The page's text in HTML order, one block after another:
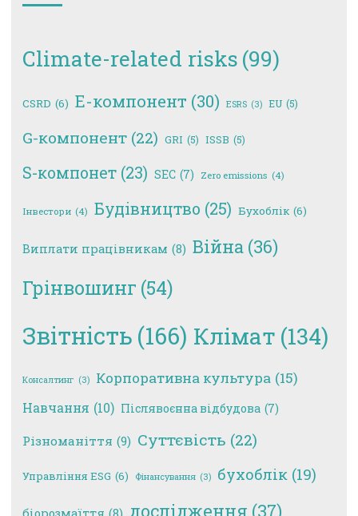
Climate-related risks (99)
CSRD (6) E-компонент (30) ESRS (3) EU (5)
G-компонент (22) GRI (5) ISSB (5)
S-компонет (23) SEC (7) Zero emissions (4)
Інвестори (4) Будівництво (25) Бухоблік (6)
Виплати працівникам (8) Війна (36)
Грінвошинг (54)
Звітність (166) Клімат (134)
Консалтинг (3) Корпоративна культура (15)
Навчання (10) Післявоєнна відбудова (7)
Різноманіття (9) Суттєвість (22)
Управління ESG (6) Фінансування (3) бухоблік (19)
дослідження (37)